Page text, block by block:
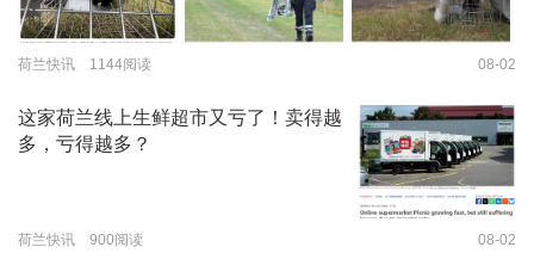
荷兰快讯 1144阅读 08-02
这家荷兰线上生鲜超市又亏了！卖得越
多，亏得越多？
荷兰快讯 900阅读 08-02